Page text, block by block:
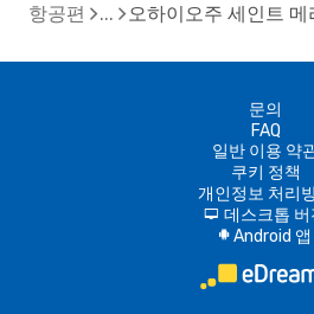
항공편 오하이오주 세인트 메
문의
FAQ
일반 이용 약
쿠키 정책
개인정보 처리
d 데스크톱 버
A Android 앱